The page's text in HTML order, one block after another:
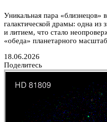
Уникальная пара «близнецов»
галактической драмы: одна из
и литием, что стало
«обеда» планетарного
18.06.2026
Поделитесь